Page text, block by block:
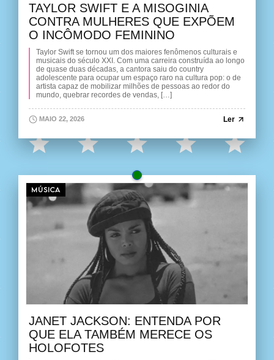
TAYLOR SWIFT E A MISOGINIA
CONTRA MULHERES QUE EXPÕEM
O INCÔMODO FEMININO
Taylor Swift se tornou um dos maiores fenômenos culturais e
musicais do século XXI. Com uma carreira construída ao longo
de quase duas décadas, a cantora saiu do country
adolescente para ocupar um espaço raro na cultura pop: o de
artista capaz de mobilizar milhões de pessoas ao redor do
mundo, quebrar recordes de vendas, […]
MAIO 22, 2026 Ler
MÚSICA
JANET JACKSON: ENTENDA POR
QUE ELA TAMBÉM MERECE OS
HOLOFOTES